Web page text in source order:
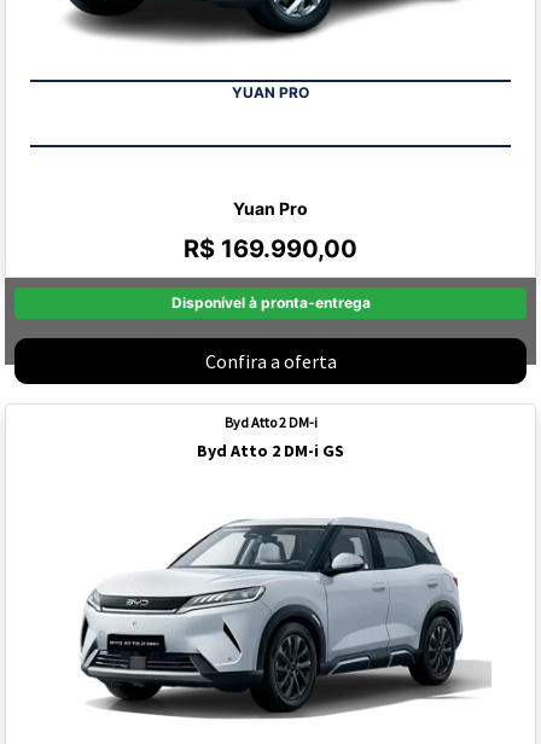
YUAN PRO
Yuan Pro
R$ 169.990,00
Disponível à pronta-entrega
Confira a oferta
Byd Atto 2 DM-i
Byd Atto 2 DM-i GS